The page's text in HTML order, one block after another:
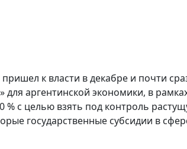
пришел к власти в декабре и почти
аргентинской экономики, в
с целью взять под контроль
государственные субсидии в